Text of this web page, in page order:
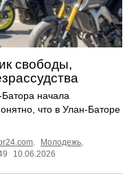
свободы,
начала
что в Улан-Баторе
. Молодежь,
10.06.2026